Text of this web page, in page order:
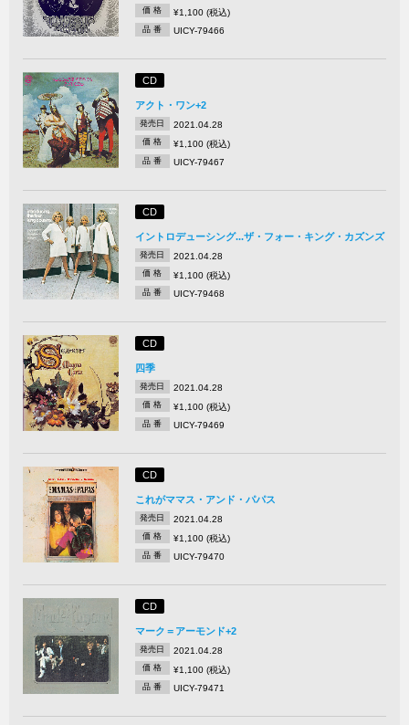
価 格 ¥1,100 (税込)
品 番 UICY-79466
CD
アクト・ワン+2
発売日 2021.04.28
価 格 ¥1,100 (税込)
品 番 UICY-79467
CD
イントロデューシング...ザ・フォー・キング・カズンズ
発売日 2021.04.28
価 格 ¥1,100 (税込)
品 番 UICY-79468
CD
四季
発売日 2021.04.28
価 格 ¥1,100 (税込)
品 番 UICY-79469
CD
これがママス・アンド・パパス
発売日 2021.04.28
価 格 ¥1,100 (税込)
品 番 UICY-79470
CD
マーク＝アーモンド+2
発売日 2021.04.28
価 格 ¥1,100 (税込)
品 番 UICY-79471